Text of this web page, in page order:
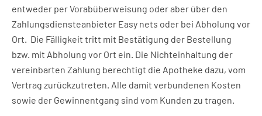
entweder per Vorabüberweisung oder aber über den
Zahlungsdiensteanbieter Easy nets oder bei Abholung vor
Ort. Die Fälligkeit tritt mit Bestätigung der Bestellung
bzw. mit Abholung vor Ort ein. Die Nichteinhaltung der
vereinbarten Zahlung berechtigt die Apotheke dazu, vom
Vertrag zurückzutreten. Alle damit verbundenen Kosten
sowie der Gewinnentgang sind vom Kunden zu tragen.